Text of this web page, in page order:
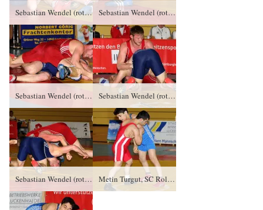
Sebastian Wendel (rotes Trikot), RSV Rotation Greizgegen Jan Richtsteig, KFC Leipzig PS/0:3/0:1 Sebastian Wendel (rotes Trikot), RSV Rotation Greizgegen Jan Richtsteig, KFC Leipzig PS/0:3/0:1
Sebastian Wendel (rotes Trikot), RSV Rotation Greizgegen Jan Richtsteig, KFC Leipzig PS/0:3/0:1 Sebastian Wendel (rotes Trikot), RSV Rotation Greizgegen Jan Richtsteig, KFC Leipzig PS/0:3/0:1
Sebastian Wendel (rotes Trikot), RSV Rotation Greizgegen Jan Richtsteig, KFC Leipzig PS/0:3/0:1 Metin Turgut, SC Roland Hamburg gegen Abdul Galamatov (blaues Trikot), RSV Rotation Greiz DQ/0:5/11:13